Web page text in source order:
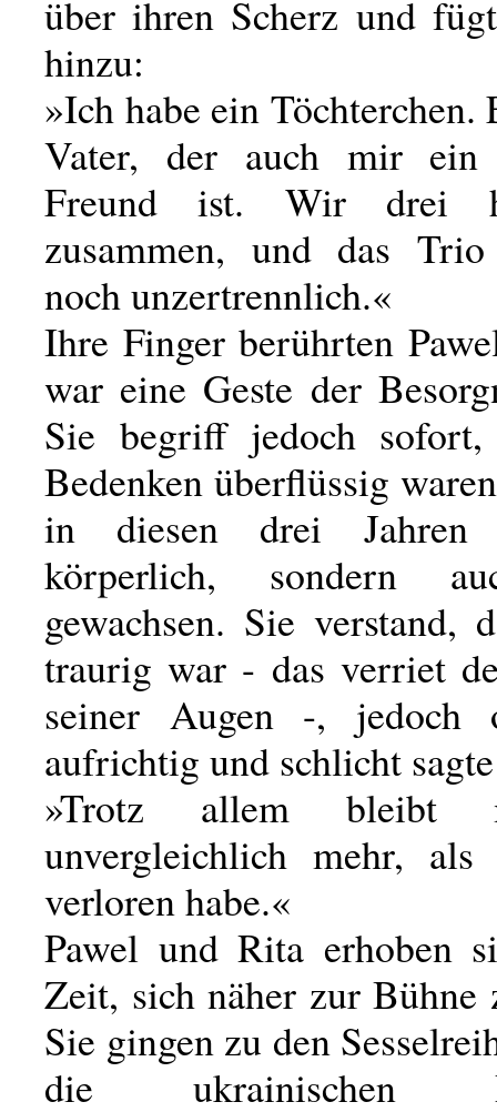
über ihren Scherz und
hinzu:
»Ich habe ein Töchterchen.
Vater, der auch mir ein
Freund ist. Wir drei
zusammen, und das
noch unzertrennlich.«
Ihre Finger berührten
war eine Geste der
Sie begriff jedoch sofort,
Bedenken überflüssig
in diesen drei
körperlich, sondern
gewachsen. Sie verstand,
traurig war - das verriet
seiner Augen -, jedoch
aufrichtig und schlicht
»Trotz allem bleibt
unvergleichlich mehr, als
verloren habe.«
Pawel und Rita erhoben
Zeit, sich näher zur Bühne
Sie gingen zu den
die ukrainischen